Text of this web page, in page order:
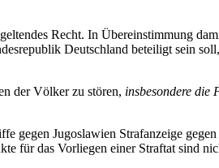
Recht. In Übereinstimmung
Deutschland beteiligt sein
der Völker zu stören, insbesondere die
gegen Jugoslawien Strafanzeige
für das Vorliegen einer Straftat sind